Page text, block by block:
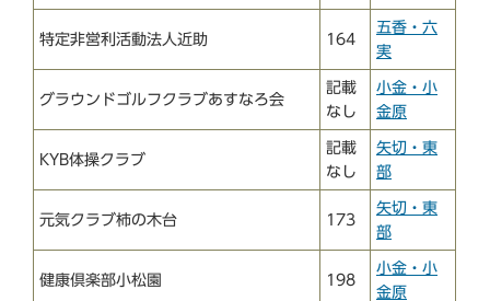
特定非営利活動法人近助 164
五香・六
実
グラウンドゴルフクラブあすなろ会
記載
なし
小金・小
金原
KYB体操クラブ
記載
なし
矢切・東
部
元気クラブ柿の木台 173
矢切・東
部
健康倶楽部小松園 198
小金・小
金原